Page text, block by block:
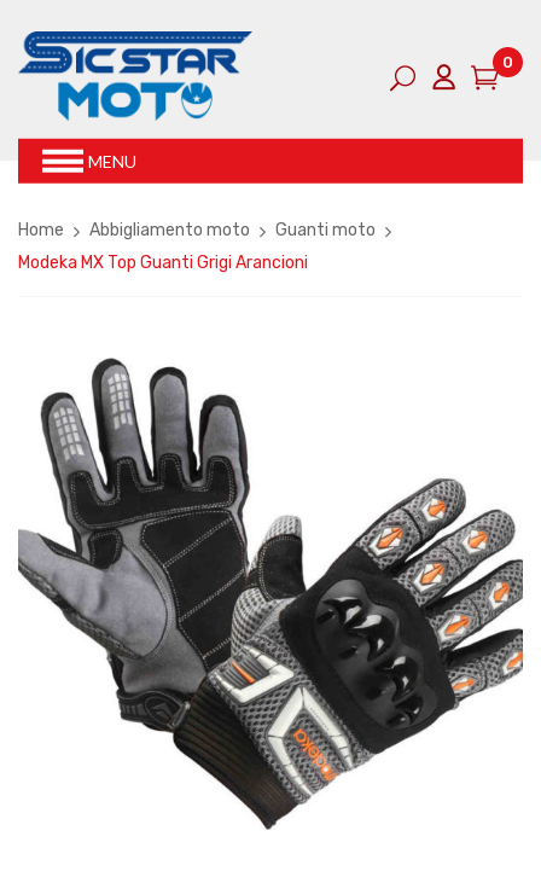
0
MENU
Home Abbigliamento moto
Guanti moto
Modeka MX Top Guanti Grigi Arancioni